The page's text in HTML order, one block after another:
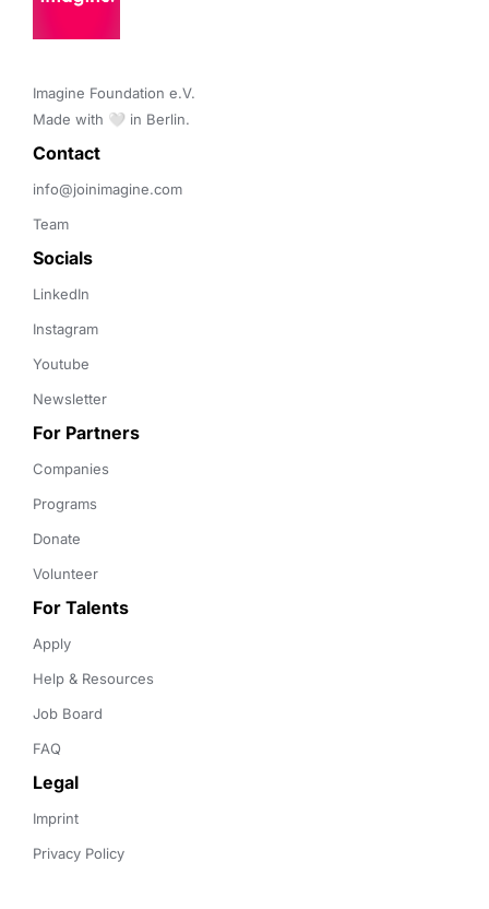
Imagine Foundation e.V.
Made with 🤍 in Berlin.
Contact
info@joinimagine.com
Team
Socials
LinkedIn
Instagram
Youtube
Newsletter
For Partners
Companies
Programs
Donate
Volunteer
For Talents
Apply
Help & Resources
Job Board
FAQ
Legal
Imprint
Privacy Policy